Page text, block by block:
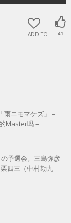
ADD TO 41
雨ニモマケズ」 –
Master吗 –
予選会。三島弥彦
四三（中村勘九